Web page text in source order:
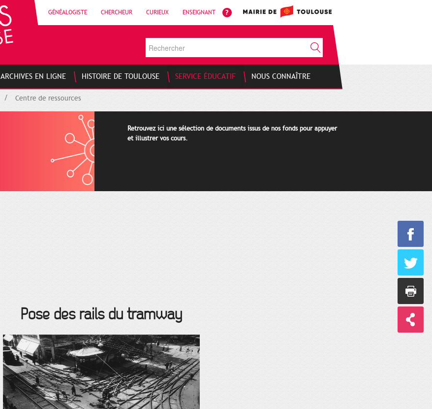
GÉNÉALOGISTE CHERCHEUR CURIEUX ENSEIGNANT
ARCHIVES EN LIGNE HISTOIRE DE TOULOUSE SERVICE ÉDUCATIF NOUS CONNAÎTRE
Centre de ressources
Retrouvez ici une sélection de documents issus de nos fonds pour appuyer
et illustrer vos cours.
Pose des rails du tramway